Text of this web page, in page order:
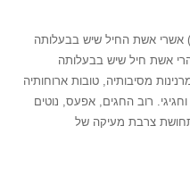
אשרי אשת החיל שיש בבעלותה
אשת חיל שיש בבעלותה
מסיבותיה, טובות ארוחותיה
וחגיגי. רוב החגים, אפעס, נוטים
צרבת מעיקה של